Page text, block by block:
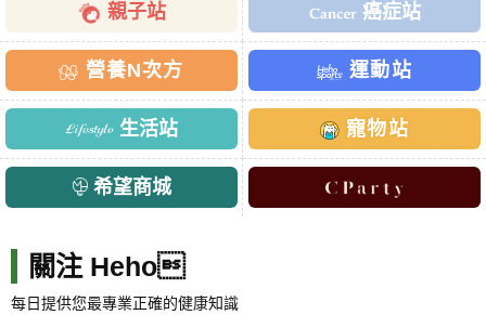
親子站 癌症站
營養N次方 運動站
生活站 寵物站
希望商城
關注 Heho
每日提供您最專業正確的健康知識